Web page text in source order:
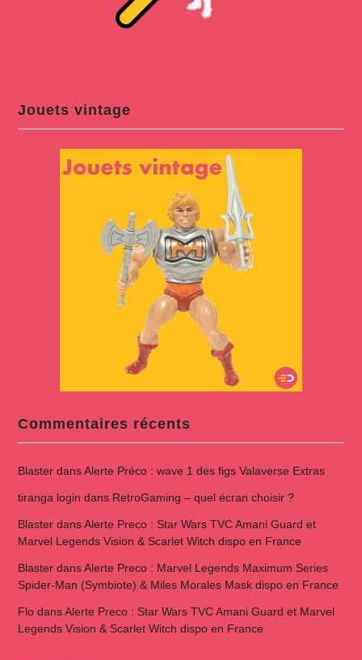
Jouets vintage
Commentaires récents
BlasterdansAlerte Préco : wave 1 des figs Valaverse Extras
tiranga login dans RetroGaming – quel écran choisir ?
BlasterdansAlerte Preco : Star Wars TVC Amani Guard et
Marvel Legends Vision & Scarlet Witch dispo en France
BlasterdansAlerte Preco : Marvel Legends Maximum Series
Spider-Man (Symbiote) & Miles Morales Mask dispo en France
FlodansAlerte Preco : Star Wars TVC Amani Guard et Marvel
Legends Vision & Scarlet Witch dispo en France